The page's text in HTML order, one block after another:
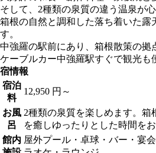
そして、2種類の泉質の違う温泉が
箱根の自然と調和した落ち着いた露
す。
中強羅の駅前にあり、箱根散策の拠
ケーブルカー中強羅駅すぐで観光も
宿情報
宿泊
料
12,950 円～
お風
呂
2種類の泉質を楽しめます。箱
を癒しゆったりとした時間を
館内 屋外プール・卓球・バー・宴